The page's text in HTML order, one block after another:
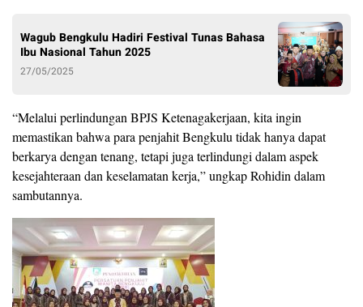
Wagub Bengkulu Hadiri Festival Tunas Bahasa
Ibu Nasional Tahun 2025
27/05/2025
“Melalui perlindungan BPJS Ketenagakerjaan, kita ingin
memastikan bahwa para penjahit Bengkulu tidak hanya dapat
berkarya dengan tenang, tetapi juga terlindungi dalam aspek
kesejahteraan dan keselamatan kerja,” ungkap Rohidin dalam
sambutannya.